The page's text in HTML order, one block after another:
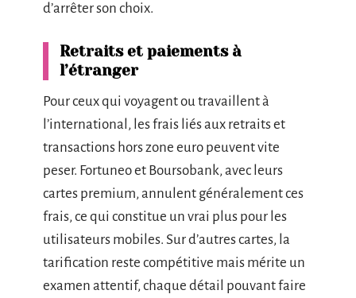
d’arrêter son choix.
Retraits et paiements à
l’étranger
Pour ceux qui voyagent ou travaillent à
l’international, les frais liés aux retraits et
transactions hors zone euro peuvent vite
peser. Fortuneo et Boursobank, avec leurs
cartes premium, annulent généralement ces
frais, ce qui constitue un vrai plus pour les
utilisateurs mobiles. Sur d’autres cartes, la
tarification reste compétitive mais mérite un
examen attentif, chaque détail pouvant faire